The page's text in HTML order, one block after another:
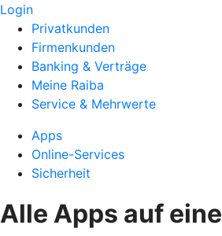
Login
Privatkunden
Firmenkunden
Banking & Verträge
Meine Raiba
Service & Mehrwerte
Apps
Online-Services
Sicherheit
Alle Apps auf